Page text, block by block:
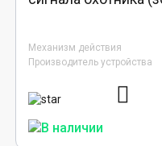
Механизм действия
Производитель устройства